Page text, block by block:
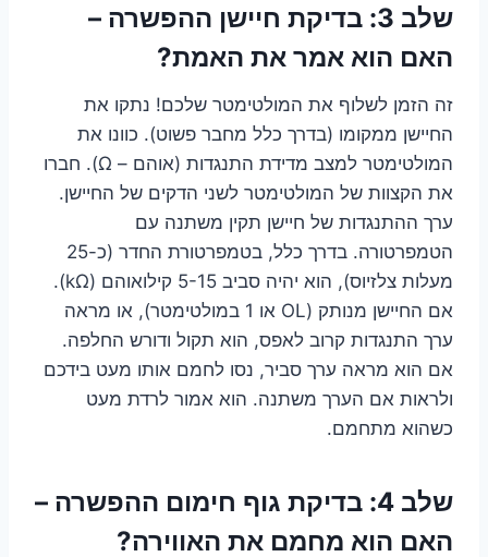
שלב 3: בדיקת חיישן ההפשרה –
האם הוא אמר את האמת?
זה הזמן לשלוף את המולטימטר שלכם! נתקו את
החיישן ממקומו (בדרך כלל מחבר פשוט). כוונו את
המולטימטר למצב מדידת התנגדות (אוהם – Ω). חברו
את הקצוות של המולטימטר לשני הדקים של החיישן.
ערך ההתנגדות של חיישן תקין משתנה עם
הטמפרטורה. בדרך כלל, בטמפרטורת החדר (כ-25
מעלות צלזיוס), הוא יהיה סביב 5-15 קילואוהם (kΩ).
אם החיישן מנותק (OL או 1 במולטימטר), או מראה
ערך התנגדות קרוב לאפס, הוא תקול ודורש החלפה.
אם הוא מראה ערך סביר, נסו לחמם אותו מעט בידכם
ולראות אם הערך משתנה. הוא אמור לרדת מעט
כשהוא מתחמם.
שלב 4: בדיקת גוף חימום ההפשרה –
האם הוא מחמם את האווירה?